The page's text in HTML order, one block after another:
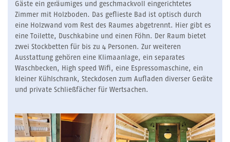
Gäste ein geräumiges und geschmackvoll eingerichtetes
Zimmer mit Holzboden. Das geflieste Bad ist optisch durch
eine Holzwand vom Rest des Raumes abgetrennt. Hier gibt es
eine Toilette, Duschkabine und einen Föhn. Der Raum bietet
zwei Stockbetten für bis zu 4 Personen. Zur weiteren
Ausstattung gehören eine Klimaanlage, ein separates
Waschbecken, High speed Wifi, eine Espressomaschine, ein
kleiner Kühlschrank, Steckdosen zum Aufladen diverser Geräte
und private Schließfächer für Wertsachen.